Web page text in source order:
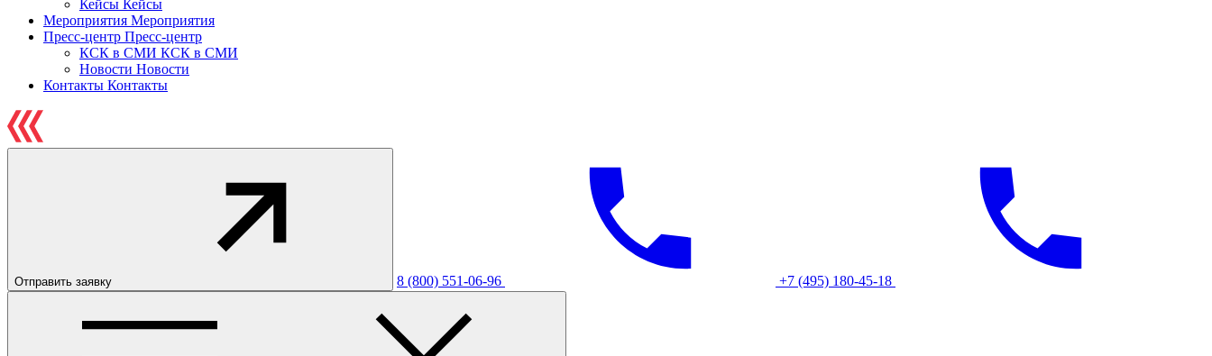
Кейсы Кейсы
Мероприятия Мероприятия
Пресс-центр Пресс-центр
КСК в СМИ КСК в СМИ
Новости Новости
Контакты Контакты
Отправить заявку 8 (800) 551-06-96 +7 (495) 180-45-18